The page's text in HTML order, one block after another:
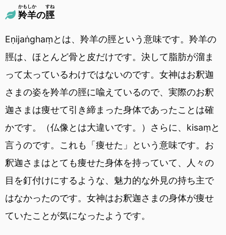
羚羊
かもしか
の脛
すね
Eṇijaṅghaṃとは、羚羊の脛という意味です。羚羊の
脛は、ほとんど骨と皮だけです。決して脂肪が溜ま
って太っているわけではないのです。女神はお釈迦
さまの姿を羚羊の脛に喩えているので、実際のお釈
迦さまは痩せて引き締まった身体であったことは確
かです。（仏像とは大違いです。）さらに、kisaṃと
言うのです。これも「痩せた」という意味です。お
釈迦さまはとても痩せた身体を持っていて、人々の
目を釘付けにするような、魅力的な外見の持ち主で
はなかったのです。女神はお釈迦さまの身体が痩せ
ていたことが気になったようです。